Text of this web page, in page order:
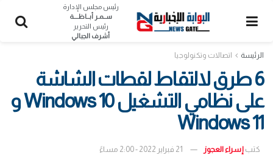
رئيس مجلس الإدارة
ســمـر أبــاظــــة
رئيس التحرير
أشرف الجبالي
الرئيسة اتصالات وتكنولوجيا
6 طرق لالتقاط لقطات الشاشة
على نظامي التشغيل Windows 10 و
Windows 11
كتب إسراء العجوز 21 فبراير 2022 - 2:00 مساءً